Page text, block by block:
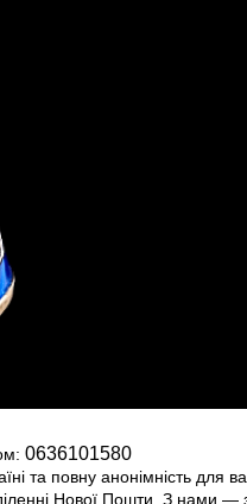
0636101580
та повну анонімність для
Нової Пошти. З нами —